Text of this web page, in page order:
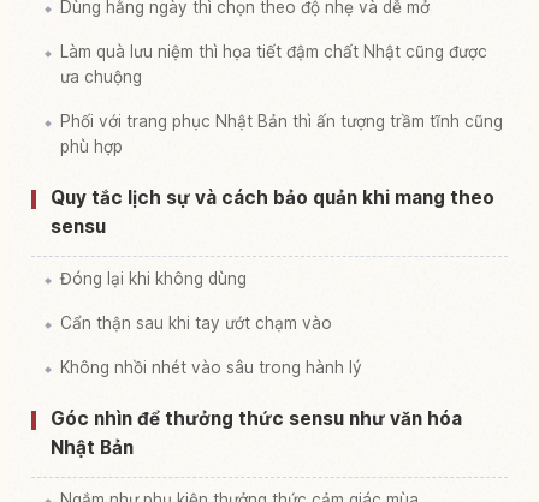
Dùng hằng ngày thì chọn theo độ nhẹ và dễ mở
Làm quà lưu niệm thì họa tiết đậm chất Nhật cũng được
ưa chuộng
Phối với trang phục Nhật Bản thì ấn tượng trầm tĩnh cũng
phù hợp
Quy tắc lịch sự và cách bảo quản khi mang theo
sensu
Đóng lại khi không dùng
Cẩn thận sau khi tay ướt chạm vào
Không nhồi nhét vào sâu trong hành lý
Góc nhìn để thưởng thức sensu như văn hóa
Nhật Bản